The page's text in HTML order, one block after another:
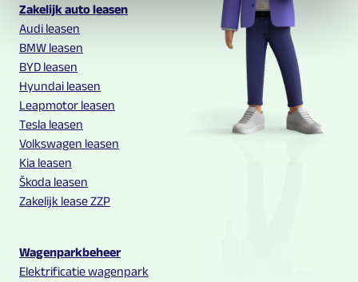
Multilease links en contact informatie
Zakelijk auto leasen
Audi leasen
BMW leasen
BYD leasen
Hyundai leasen
Leapmotor leasen
Tesla leasen
Volkswagen leasen
Kia leasen
Škoda leasen
Zakelijk lease ZZP
Wagenparkbeheer
Elektrificatie wagenpark